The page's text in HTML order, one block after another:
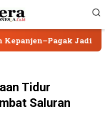
Jadi Proyek
Tidur
Saluran